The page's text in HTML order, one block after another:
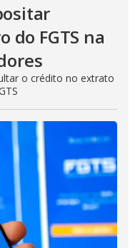
do FGTS na
o crédito no extrato